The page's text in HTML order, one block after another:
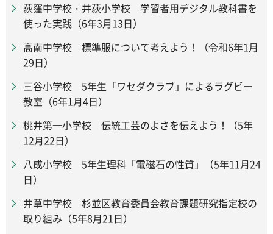
荻窪中学校・井荻小学校 学習者用デジタル教科書を
使った実践（6年3月13日）
高南中学校 標準服について考えよう！（令和6年1月
29日）
三谷小学校 5年生「ワセダクラブ」によるラグビー
教室（6年1月4日）
桃井第一小学校 伝統工芸のよさを伝えよう！（5年
12月22日）
八成小学校 5年生理科「電磁石の性質」（5年11月24
日）
井草中学校 杉並区教育委員会教育課題研究指定校の
取り組み（5年8月21日）